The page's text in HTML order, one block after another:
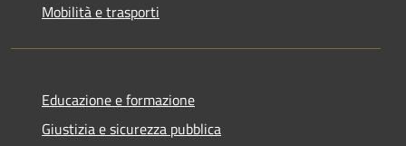
Mobilità e trasporti
Educazione e formazione
Giustizia e sicurezza pubblica